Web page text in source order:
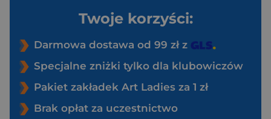
Twoje korzyści:
Darmowa dostawa od 99 zł z
Specjalne zniżki tylko dla klubowiczów
Pakiet zakładek Art Ladies za 1 zł
Brak opłat za uczestnictwo